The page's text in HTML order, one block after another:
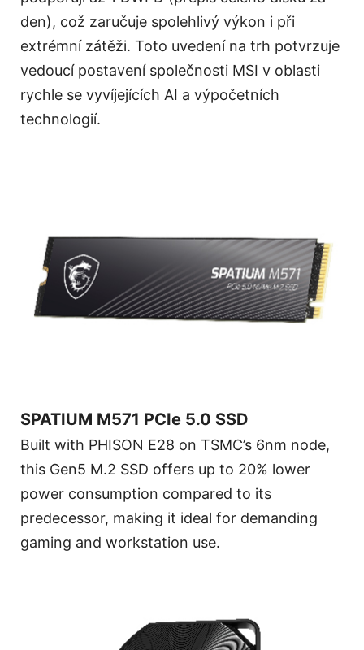
den), což zaručuje spolehlivý výkon i při
extrémní zátěži. Toto uvedení na trh potvrzuje
vedoucí postavení společnosti MSI v oblasti
rychle se vyvíjejících AI a výpočetních
technologií.
SPATIUM M571 PCIe 5.0 SSD
Built with PHISON E28 on TSMC’s 6nm node,
this Gen5 M.2 SSD offers up to 20% lower
power consumption compared to its
predecessor, making it ideal for demanding
gaming and workstation use.